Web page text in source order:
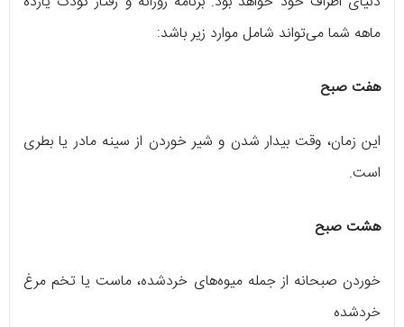
ماهه شما می‌تواند شامل موارد زیر باشد:
هفت صبح
این زمان، وقت بیدار شدن و شیر خوردن از سینه مادر یا بطری
است.
هشت صبح
خوردن صبحانه از جمله میوه‌های خردشده، ماست یا تخم مرغ
خردشده